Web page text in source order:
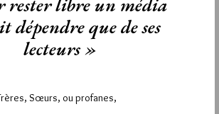
/ RÉPONDRE
à cette union au dela de notre vie
dépendre que de ses
lecteurs »
Sœurs, ou profanes,